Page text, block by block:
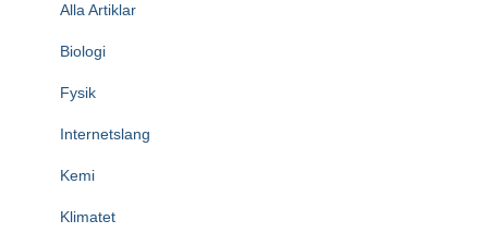
Alla Artiklar
Biologi
Fysik
Internetslang
Kemi
Klimatet